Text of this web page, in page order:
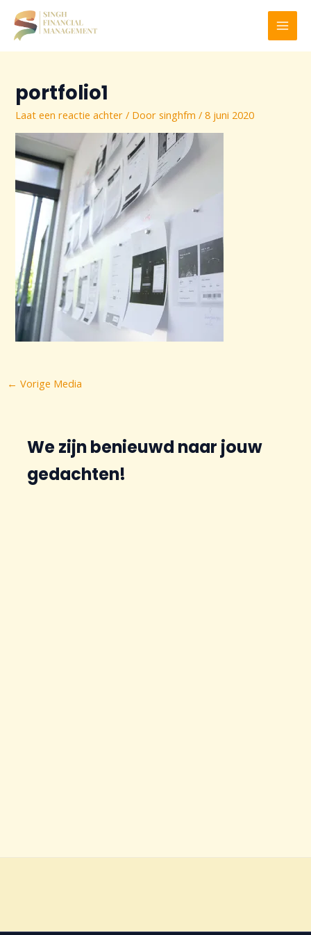
naar
inhoud
portfolio1
Laat een reactie achter / Doorsinghfm/8 juni 2020
Bericht
navigatie
← Vorige Media
We zijn benieuwd naar jouw
gedachten!